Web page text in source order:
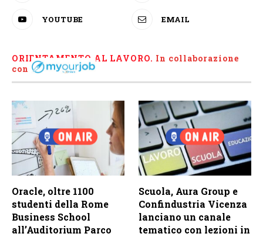
YOUTUBE EMAIL
ORIENTAMENTO AL LAVORO. In collaborazione
con
Oracle, oltre 1100
studenti della Rome
Business School
all’Auditorium Parco
Scuola, Aura Group e
Confindustria Vicenza
lanciano un canale
tematico con lezioni in